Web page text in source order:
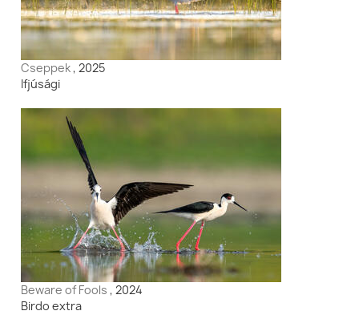
Cseppek, 2025
Ifjúsági
Beware of Fools, 2024
Birdo extra